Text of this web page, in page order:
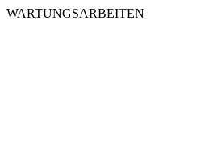
WARTUNGSARBEITEN